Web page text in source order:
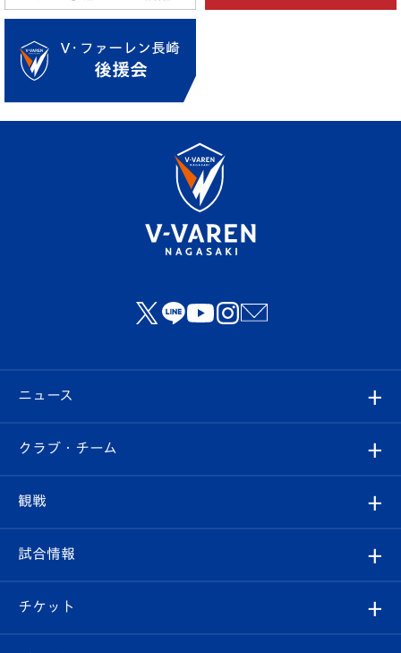
ニュース
すべて
クラブ
試合情報
クラブ・チーム
クラブ概要
エンブレム紹介
観戦
観戦ルール
はじめての観戦ガイド
試合情報
試合日程/結果
チケット